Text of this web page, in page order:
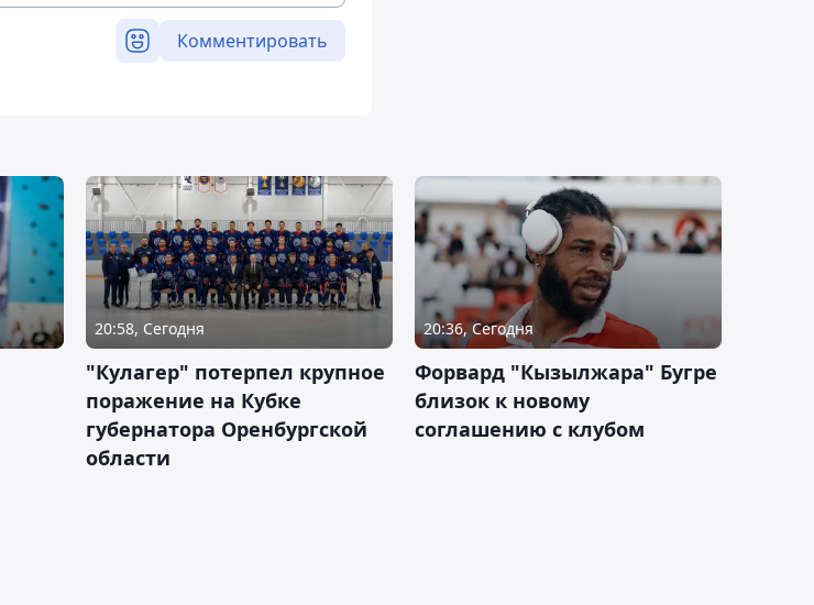
Комментировать
20:58, Сегодня
"Кулагер" потерпел крупное
поражение на Кубке
губернатора Оренбургской
области
20:36, Сегодня
Форвард "Кызылжара" Бугре
близок к новому
соглашению с клубом